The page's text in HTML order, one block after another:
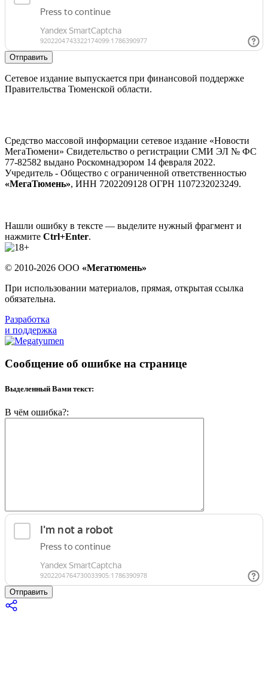
Отправить
Сетевое издание выпускается при финансовой поддержке
Правительства Тюменской области.
Средство массовой информации сетевое издание «Новости
МегаТюмени» Свидетельство о регистрации СМИ ЭЛ № ФС
77-82582 выдано Роскомнадзором 14 февраля 2022.
Учредитель - Общество с ограниченной ответственностью
«МегаТюмень», ИНН 7202209128 ОГРН 1107232023249.
Нашли ошибку в тексте — выделите нужный фрагмент и
нажмите Ctrl+Enter.
© 2010-2026 ООО «Мегатюмень»
При использовании материалов, прямая, открытая ссылка
обязательна.
Разработка
и поддержка
Сообщение об ошибке на странице
Выделенный Вами текст:
В чём ошибка?:
Отправить